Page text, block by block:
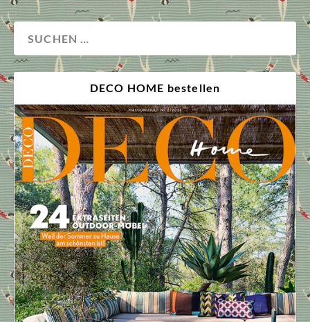
DECO HOME bestellen